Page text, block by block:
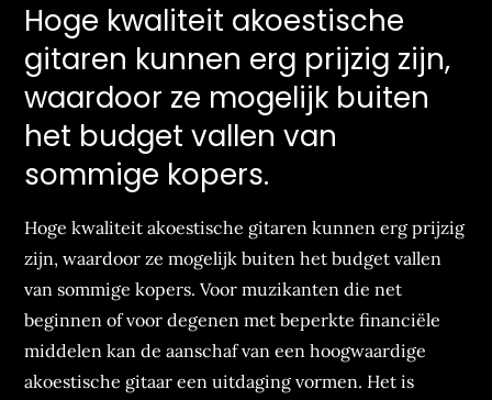
Hoge kwaliteit akoestische
gitaren kunnen erg prijzig zijn,
waardoor ze mogelijk buiten
het budget vallen van
sommige kopers.
Hoge kwaliteit akoestische gitaren kunnen erg prijzig
zijn, waardoor ze mogelijk buiten het budget vallen
van sommige kopers. Voor muzikanten die net
beginnen of voor degenen met beperkte financiële
middelen kan de aanschaf van een hoogwaardige
akoestische gitaar een uitdaging vormen. Het is